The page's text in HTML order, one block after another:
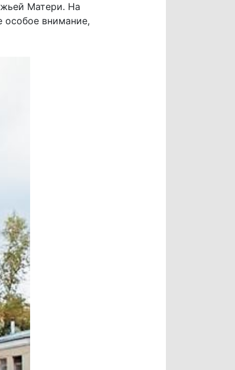
Матери. На
особое внимание,